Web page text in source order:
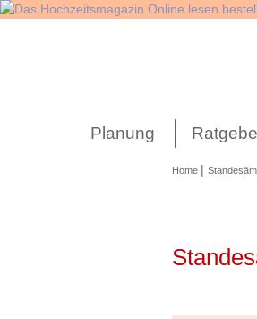
Planung
Home |